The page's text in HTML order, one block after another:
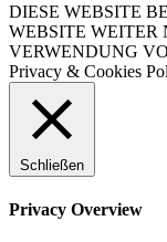
DIESE WEBSITE
WEBSITE WEITER
VERWENDUNG
Privacy & Cookies
Schließen
Privacy Overview